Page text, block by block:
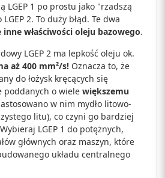
LGEP 1 po prostu jako "rzadszą
2. To duży błąd. Te dwa
inne właściwości oleju bazowego.
LGEP 2 ma lepkość oleju ok.
aż 400 mm²/s! Oznacza to, że
do łożysk kręcących się
poddanych o wiele większemu
w nim mydło litowo-
litu), co czyni go bardziej
LGEP 1 do potężnych,
głównych oraz maszyn, które
układu centralnego